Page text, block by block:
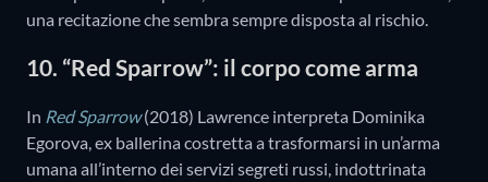
una recitazione che sembra sempre disposta al rischio.
10. “Red Sparrow”: il corpo come arma
In Red Sparrow(2018) Lawrence interpreta Dominika
Egorova, ex ballerina costretta a trasformarsi in un’arma
umana all’interno dei servizi segreti russi, indottrinata